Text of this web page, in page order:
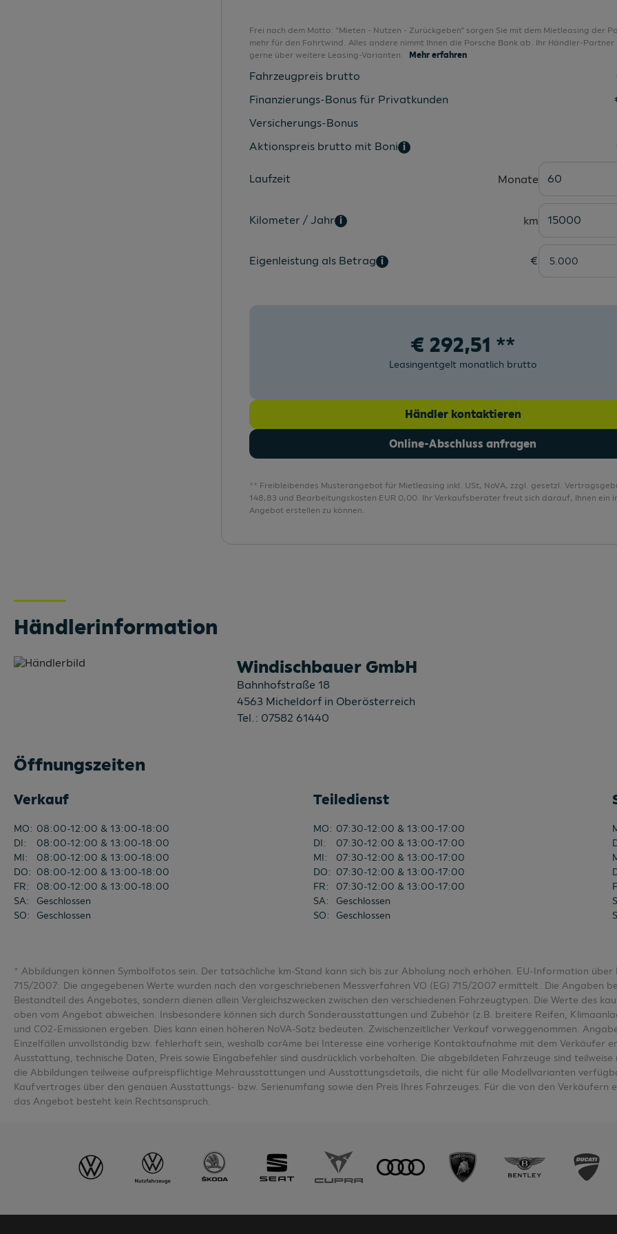
LED-Nebelscheinwerfer
LED-Nebelscheinwerfer
LED-Nebelschlussleuchte
LED-R?ckleuchten
LED-Scheinwerfer
LED-Tagfahrlicht
Lendenwirbelstützen in Vordersitzlehnen
Leseleuchten vorne
Make-up-Spiegel für den Beifahrer
Frei nach dem Motto: ”Mieten - Nutzen - Zurückgeben” sorgen Sie mit dem Mietleasing der
mehr für den Fahrtwind. Alles andere nimmt Ihnen die Porsche Bank ab. Ihr Händler-Partner
gerne über weitere Leasing-Varianten.
Mehr erfahren
Fahrzeugpreis brutto
Finanzierungs-Bonus für Privatkunden
Versicherungs-Bonus
Aktionspreis brutto mit Boni i
Laufzeit Monate 60
Kilometer / Jahr i km 15000
Eigenleistung als Betrag i €
€ 292,51 **
Leasingentgelt monatlich brutto
Händler kontaktieren
Online-Abschluss anfragen
** Freibleibendes Musterangebot für Mietleasing inkl. USt, NoVA, zzgl. gesetzl.
148,83 und Bearbeitungskosten EUR 0,00. Ihr Verkaufsberater freut sich darauf, Ihnen ein
Angebot erstellen zu können.
Händlerinformation
Windischbauer GmbH
Bahnhofstraße 18
4563 Micheldorf in Oberösterreich
Tel.: 07582 61440
Öffnungszeiten
Verkauf
MO: 08:00-12:00 & 13:00-18:00
DI:
08:00-12:00 & 13:00-18:00
MI:
08:00-12:00 & 13:00-18:00
DO: 08:00-12:00 & 13:00-18:00
FR:
08:00-12:00 & 13:00-18:00
SA:
Geschlossen
SO: Geschlossen
Teiledienst
MO: 07:30-12:00 & 13:00-17:00
DI:
07:30-12:00 & 13:00-17:00
MI:
07:30-12:00 & 13:00-17:00
DO: 07:30-12:00 & 13:00-17:00
FR:
07:30-12:00 & 13:00-17:00
SA:
Geschlossen
SO: Geschlossen
* Abbildungen können Symbolfotos sein. Der tatsächliche km-Stand kann sich bis zur Abholung noch erhöhen. EU-Information
715/2007: Die angegebenen Werte wurden nach den vorgeschriebenen Messverfahren VO (EG) 715/2007 ermittelt. Die Angaben
Bestandteil des Angebotes, sondern dienen allein Vergleichszwecken zwischen den verschiedenen Fahrzeugtypen. Die Werte des
oben vom Angebot abweichen. Insbesondere können sich durch Sonderausstattungen und Zubehör (z.B. breitere Reifen,
und CO2-Emissionen ergeben. Dies kann einen höheren NoVA-Satz bedeuten. Zwischenzeitlicher Verkauf vorweggenommen.
Einzelfällen unvollständig bzw. fehlerhaft sein, weshalb car4me bei Interesse eine vorherige Kontaktaufnahme mit dem Verkäufer
Ausstattung, technische Daten, Preis sowie Eingabefehler sind ausdrücklich vorbehalten. Die abgebildeten Fahrzeuge sind
die Abbildungen teilweise aufpreispflichtige Mehrausstattungen und Ausstattungsdetails, die nicht für alle Modellvarianten
Kaufvertrages über den genauen Ausstattungs- bzw. Serienumfang sowie den Preis Ihres Fahrzeuges. Für die von den
das Angebot besteht kein Rechtsanspruch.